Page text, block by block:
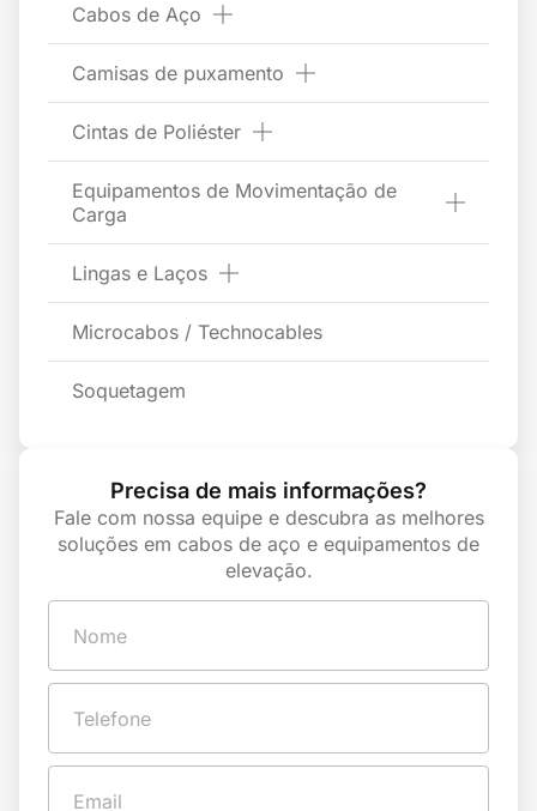
Cabos de Aço
Camisas de puxamento
Cintas de Poliéster
Equipamentos de Movimentação de
Carga
Lingas e Laços
Microcabos / Technocables
Soquetagem
Precisa de mais informações?
Fale com nossa equipe e descubra as melhores
soluções em cabos de aço e equipamentos de
elevação.